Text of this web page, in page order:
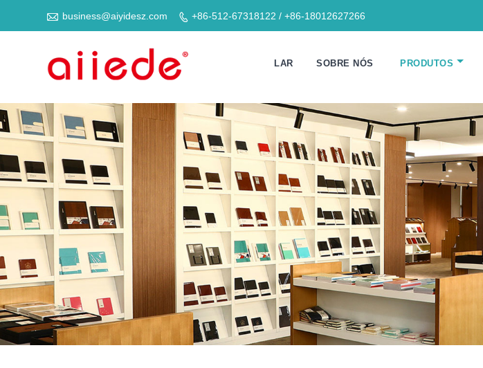
 business@aiyidesz.com  +86-512-67318122 / +86-18012627266
LAR SOBRE NÓS PRODUTOS